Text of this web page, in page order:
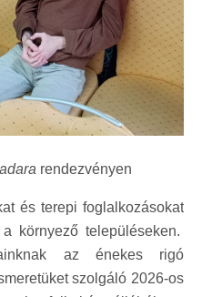
rendezvényen
és terepi foglalkozásokat
környező településeken.
az énekes rigó
szolgáló 2026-os